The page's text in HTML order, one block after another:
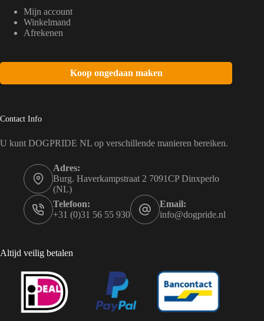
Mijn account
Winkelmand
Afrekenen
Koop ongedaan maken
Contact Info
U kunt DOGPRIDE NL op verschillende manieren bereiken.
Adres:
Burg. Haverkampstraat 2 7091CP Dinxperlo
(NL)
Telefoon:
+31 (0)31 56 55 930
Email:
info@dogpride.nl
Altijd veilig betalen